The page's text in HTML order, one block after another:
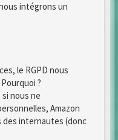
intégrons un
le RGPD nous
?
nous ne
Amazon
des internautes (donc